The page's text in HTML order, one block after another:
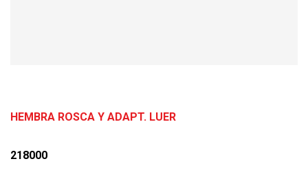
HEMBRA ROSCA Y ADAPT. LUER
218000